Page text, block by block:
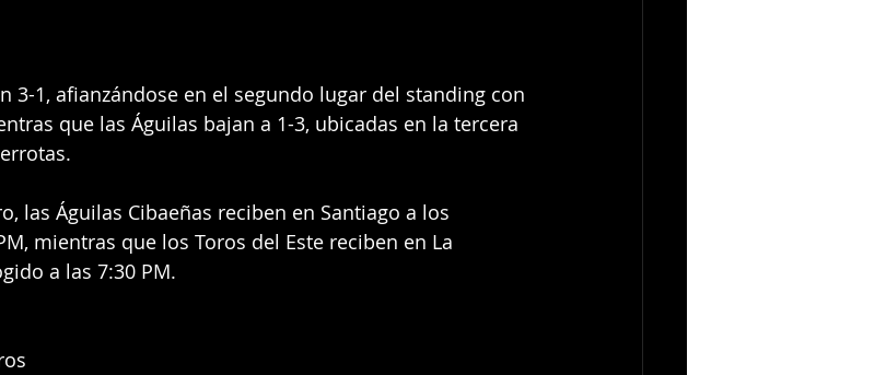
3-1, afianzándose en el segundo lugar del standing con
que las Águilas bajan a 1-3, ubicadas en la tercera
las Águilas Cibaeñas reciben en Santiago a los
mientras que los Toros del Este reciben en La
a las 7:30 PM.